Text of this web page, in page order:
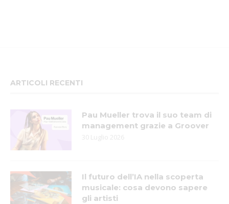
ARTICOLI RECENTI
Pau Mueller trova il suo team di
management grazie a Groover
30 Luglio 2026
Il futuro dell’IA nella scoperta
musicale: cosa devono sapere
gli artisti